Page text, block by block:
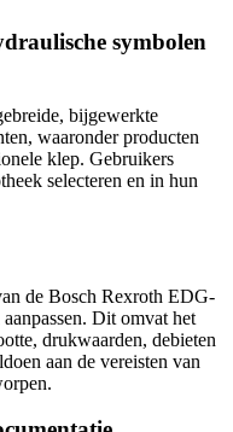
symbolen
bijgewerkte
waaronder producten
klep. Gebruikers
selecteren en in hun
de Bosch Rexroth EDG-
Dit omvat het
drukwaarden, debieten
aan de vereisten van